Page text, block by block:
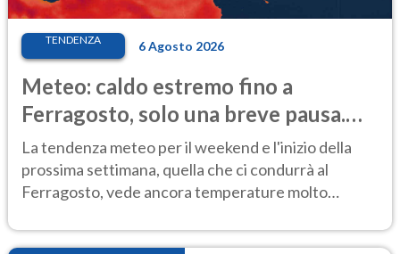
TENDENZA 6 Agosto 2026
Meteo: caldo estremo fino a
Ferragosto, solo una breve pausa.
Ecco dove
La tendenza meteo per il weekend e l'inizio della
prossima settimana, quella che ci condurrà al
Ferragosto, vede ancora temperature molto